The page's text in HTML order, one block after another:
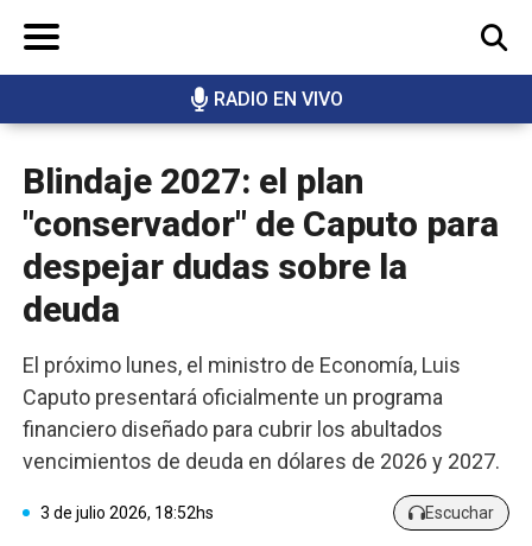
RADIO EN VIVO
BUSCAR
Blindaje 2027: el plan
"conservador" de Caputo para
despejar dudas sobre la
deuda
El próximo lunes, el ministro de Economía, Luis
Caputo presentará oficialmente un programa
financiero diseñado para cubrir los abultados
vencimientos de deuda en dólares de 2026 y 2027.
3 de julio 2026, 18:52hs Escuchar